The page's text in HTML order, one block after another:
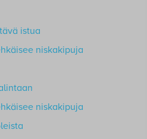
istua
niskakipuja
niskakipuja